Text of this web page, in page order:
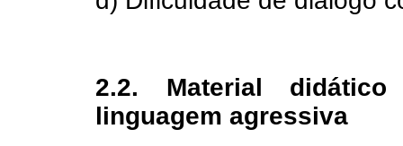
2.2. Material
linguagem agressiva